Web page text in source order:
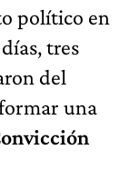
político en
tres
del
una